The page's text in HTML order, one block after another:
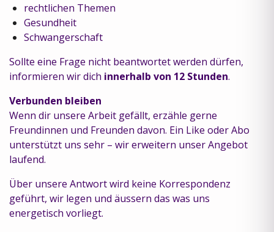
rechtlichen Themen
Gesundheit
Schwangerschaft
Sollte eine Frage nicht beantwortet werden dürfen,
informieren wir dich innerhalb von 12 Stunden.
Verbunden bleiben
Wenn dir unsere Arbeit gefällt, erzähle gerne
Freundinnen und Freunden davon. Ein Like oder Abo
unterstützt uns sehr – wir erweitern unser Angebot
laufend.
Über unsere Antwort wird keine Korrespondenz
geführt, wir legen und äussern das was uns
energetisch vorliegt.